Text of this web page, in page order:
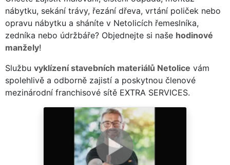
nábytku, sekání trávy, řezání dřeva, vrtání poliček nebo
opravu nábytku a sháníte v Netolicích řemeslníka,
zedníka nebo údržbáře? Objednejte si naše hodinové
manžely!
Službu vyklízení stavebních materiálů Netolice vám
spolehlivě a odborně zajistí a poskytnou členové
mezinárodní franchisové sítě EXTRA SERVICES.